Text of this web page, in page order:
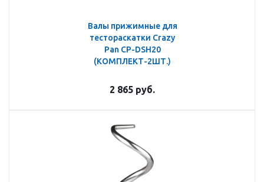
Валы прижимные для
тестораскатки Crazy
Pan CP-DSH20
(КОМПЛЕКТ-2ШТ.)
2 865 руб.